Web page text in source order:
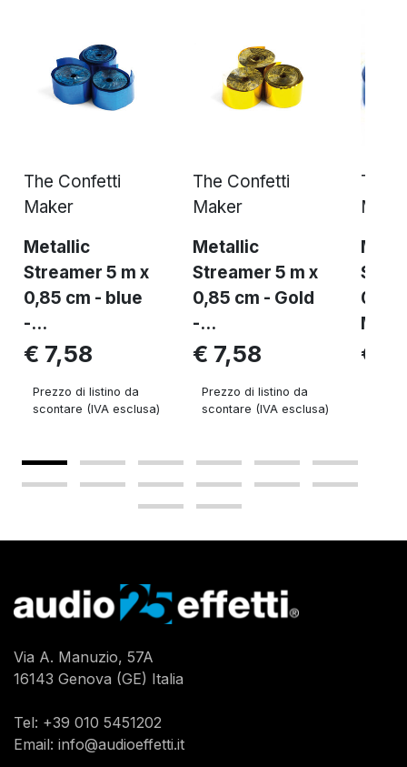
The Confetti
Maker
Metallic
Streamer 5 m x
0,85 cm - blue
-...
€ 7,58
Prezzo di listino da
scontare (IVA esclusa)
The Confetti
Maker
Metallic
Streamer 5 m x
0,85 cm - Gold
-...
€ 7,58
Prezzo di listino da
scontare (IVA esclusa)
The
0,85
€
Via A. Manuzio, 57A
16143 Genova (GE) Italia
Tel: +39 010 5451202
Email: info@audioeffetti.it